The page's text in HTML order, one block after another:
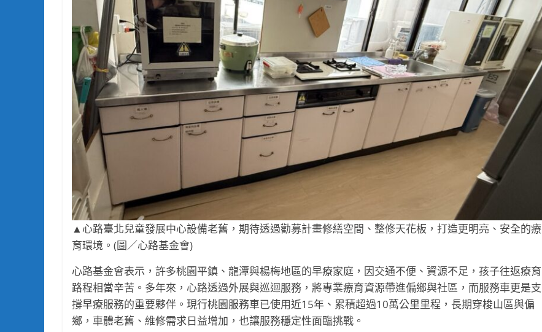
▲心路臺北兒童發展中心設備老舊，期待透過勸募計畫修繕空間、整修天花板，打造更明亮、安全的療
育環境。(圖／心路基金會)
心路基金會表示，許多桃園平鎮、龍潭與楊梅地區的早療家庭，因交通不便、資源不足，孩子往返療育
路程相當辛苦。多年來，心路透過外展與巡迴服務，將專業療育資源帶進偏鄉與社區，而服務車更是支
撐早療服務的重要夥伴。現行桃園服務車已使用近15年、累積超過10萬公里里程，長期穿梭山區與偏
鄉，車體老舊、維修需求日益增加，也讓服務穩定性面臨挑戰。